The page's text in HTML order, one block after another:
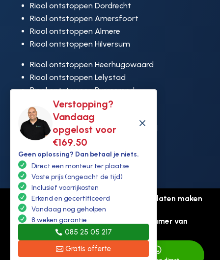
Verstopping?
Vandaag
opgelost voor
€169,50
M
Geen oplossing? Dan betaal je niets.
Direct een monteur ter plaatse
Vaste prijs (ongeacht de tijd)
Inclusief voorrijkosten
Erkend en gecertificeerd
Vandaag nog geholpen
8 weken garantie
085 25 05 217
Gratis offerte
Riool ontstoppen Dordrecht
Riool ontstoppen Amersfoort
Riool ontstoppen Almere
Riool ontstoppen Hilversum
Riool ontstoppen Heerhugowaard
Riool ontstoppen Lelystad
Riool ontstoppen Purmerend
Riool ontstoppen Ridderkerk
Riool ontstoppen Rijswijk
Riool ontstoppen Hoek van Holland
© Copyright Ontstoppen.nl |
Website laten maken
door Flexamedia
Privacyverklaring
Kamer van
koophandel: 94307431
 